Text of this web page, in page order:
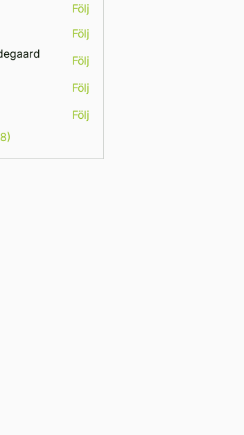
Följ
Följ
Följ
Följ
Följ